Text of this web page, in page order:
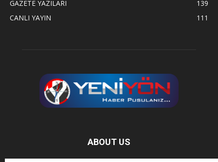
GAZETE YAZILARI
139
CANLI YAYIN
111
ABOUT US